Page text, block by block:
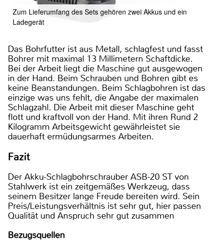
Zum Lieferumfang des Sets gehören zwei Akkus und ein
Ladegerät
Das Bohrfutter ist aus Metall, schlagfest und fasst
Bohrer mit maximal 13 Millimetern Schaftdicke.
Bei der Arbeit liegt die Maschine gut ausgewogen
in der Hand. Beim Schrauben und Bohren gibt es
keine Beanstandungen. Beim Schlagbohren ist das
einzige was uns fehlt, die Angabe der maximalen
Schlagzahl. Die Arbeit mit dieser Maschine geht
flott und kraftvoll von der Hand. Mit ihren Rund 2
Kilogramm Arbeitsgewicht gewährleistet sie
dauerhaft ermüdungsarmes Arbeiten.
Fazit
Der Akku-Schlagbohrschrauber ASB-20 ST von
Stahlwerk ist ein zeitgemäßes Werkzeug, dass
seinem Besitzer lange Freude bereiten wird. Sein
Preis/Leistungsverhältnis ist sehr gut, hier passen
Qualität und Anspruch sehr gut zusammen
Bezugsquellen